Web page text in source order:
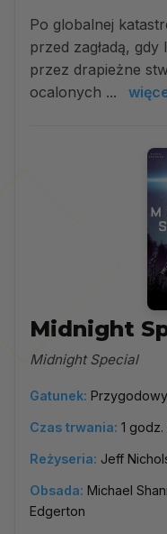
Po globalnej
przed zagładą,
przez drapieżne
ocalonych ...
Midnight
Midnight Special
Gatunek:
Czas trwania: 1 godz.
Reżyseria: Jeff
Obsada: Michael
Edgerton